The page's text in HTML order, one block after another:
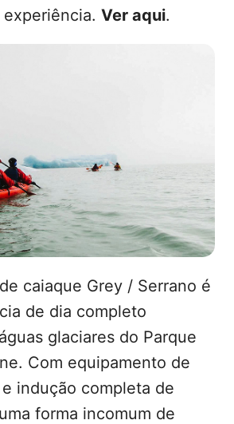
Ver aqui.
caiaque Grey / Serrano é
de dia completo
glaciares do Parque
Com equipamento de
indução completa de
forma incomum de